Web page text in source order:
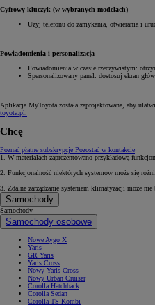
Cyfrowy kluczyk (w wybranych modelach)
Użyj telefonu do zamykania, otwierania i
Powiadomienia i personalizacja
Powiadomienia w czasie rzeczywistym:
Spersonalizowany panel: dostosuj ekran
Aplikacja MyToyota została zaprojektowana, aby
toyota.pl.
Chcę
Poznać płatne subskrypcje Pozostać w kontakcie
1. W materiałach zaprezentowano przykładową
2. Funkcjonalność niektórych systemów może się
3. Zdalne zarządzanie systemem klimatyzacji może
Samochody
Samochody
Samochody osobowe
Nowe Aygo X
Yaris
GR Yaris
Yaris Cross
Nowy Yaris Cross
Nowy Urban Cruiser
Corolla Hatchback
Corolla Sedan
Corolla TS Kombi